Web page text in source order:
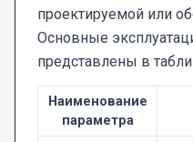
проектируемой или
Основные
представлены в
Наименование
параметра